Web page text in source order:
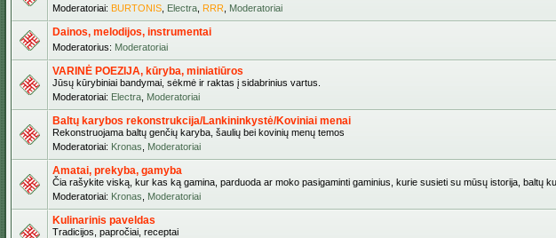
Moderatoriai: BURTONIS Electra RRR Moderatoriai
Dainos, melodijos, instrumentai
Moderatorius: Moderatoriai
VARINĖ POEZIJA, kūryba, miniatiūros
Jūsų kūrybiniai bandymai, sėkmė ir raktas į sidabrinius vartus.
Moderatoriai: Electra Moderatoriai
Baltų karybos rekonstrukcija/Lankininkystė/Koviniai menai
Rekonstruojama baltų genčių karyba, šaulių bei kovinių menų temos
Moderatoriai: Kronas Moderatoriai
Amatai, prekyba, gamyba
Čia rašykite viską, kur kas ką gamina, parduoda ar moko pasigaminti gaminius, kurie susieti su mūsų istorija, baltų
Moderatoriai: Kronas Moderatoriai
Kulinarinis paveldas
Tradicijos, papročiai, receptai